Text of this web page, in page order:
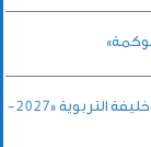
جامعة الكويت: بدء استقبال طلبات الترشح لجائزة خليفة التربوية «2027-